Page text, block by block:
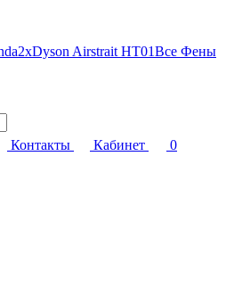
Dyson Airstrait HT01Все Фены
Контакты Кабинет
0